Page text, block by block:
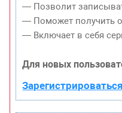
— Позволит
— Поможет получить
— Включает в себя
Для новых